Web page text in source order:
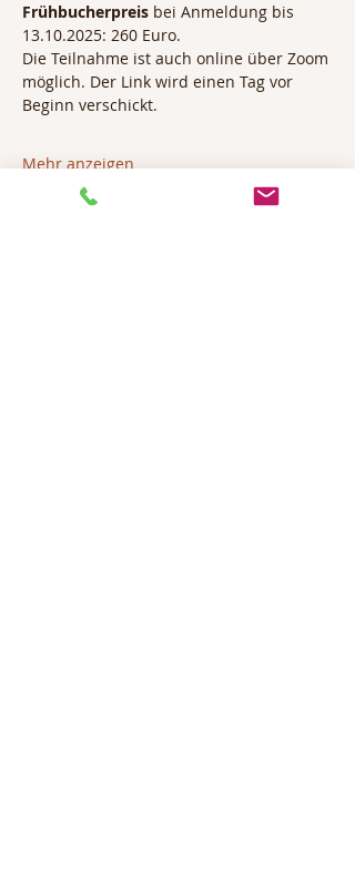
Frühbucherpreis bei Anmeldung bis
13.10.2025: 260 Euro.
Die Teilnahme ist auch online über Zoom
möglich. Der Link wird einen Tag vor
Beginn verschickt.
Mehr anzeigen